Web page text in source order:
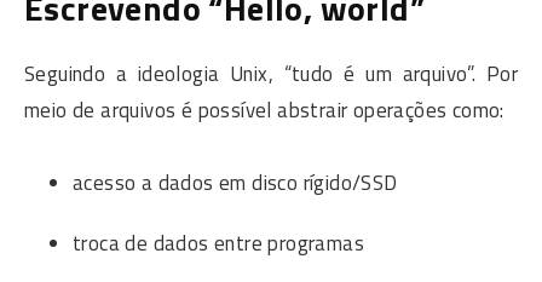
Seguindo a ideologia Unix, “tudo é um arquivo”. Por
meio de arquivos é possível abstrair operações como:
acesso a dados em disco rígido/SSD
troca de dados entre programas